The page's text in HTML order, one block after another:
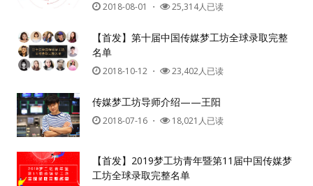
2018-08-01 ・ 25,314人已读
【首发】第十届中国传媒梦工坊全球录取完整
名单
2018-10-12 ・ 23,402人已读
传媒梦工坊导师介绍——王阳
2018-07-16 ・ 18,021人已读
【首发】2019梦工坊青年暨第11届中国传媒梦
工坊全球录取完整名单